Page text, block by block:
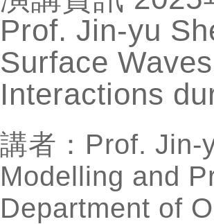
Prof. Jin-yu
Surface
Interactions
講者：Prof. Jin-
Modelling and
Department of